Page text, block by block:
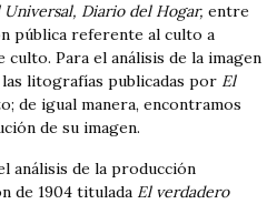
Diario del Hogar, entre
pública referente al culto a
culto. Para el análisis de la imagen
litografías publicadas por El
de igual manera, encontramos
de su imagen.
análisis de la producción
de 1904 titulada El verdadero